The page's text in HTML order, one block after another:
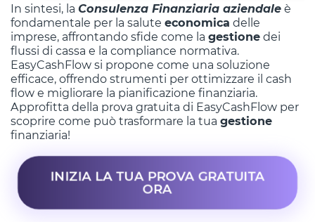
In sintesi, la Consulenza Finanziaria aziendale è
fondamentale per la salute economica delle
imprese, affrontando sfide come la gestione dei
flussi di cassa e la compliance normativa.
EasyCashFlow si propone come una soluzione
efficace, offrendo strumenti per ottimizzare il cash
flow e migliorare la pianificazione finanziaria.
Approfitta della prova gratuita di EasyCashFlow per
scoprire come può trasformare la tua gestione
finanziaria!
INIZIA LA TUA PROVA GRATUITA
ORA